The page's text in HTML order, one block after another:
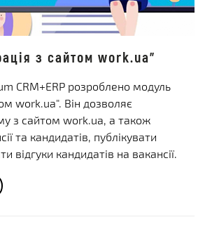
з сайтом work.ua"
CRM+ERP розроблено модуль
work.ua". Він дозволяє
з сайтом work.ua, а також
та кандидатів, публікувати
відгуки кандидатів на вакансії.